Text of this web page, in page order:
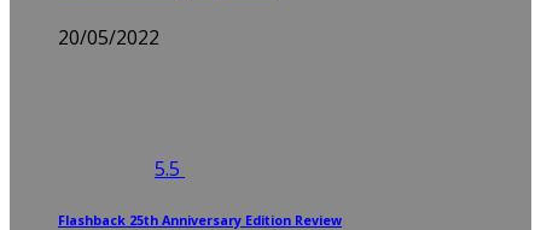
20/05/2022
5.5
Flashback 25th Anniversary Edition Review